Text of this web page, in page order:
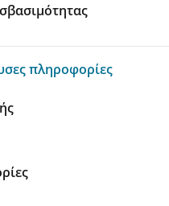
πληροφορίες
πληροφορίες